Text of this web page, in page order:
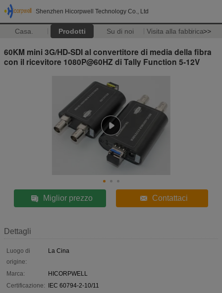
Shenzhen Hicorpwell Technology Co., Ltd
Casa. Prodotti Su di noi Visita alla fabbrica>>
60KM mini 3G/HD-SDI al convertitore di media della fibra
con il ricevitore 1080P@60HZ di Tally Function 5-12V
Miglior prezzo Contattaci
Dettagli
Luogo di
origine:
La Cina
Marca:
HICORPWELL
Certificazione: IEC 60794-2-10/11